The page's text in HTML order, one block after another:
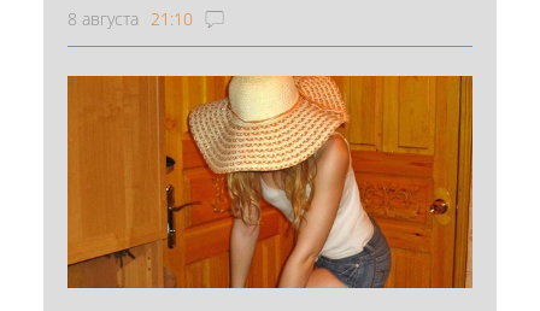
8 августа 21:10